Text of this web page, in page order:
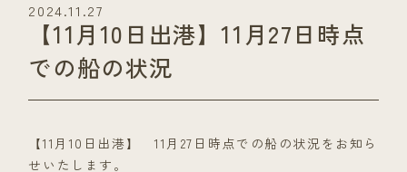
2024.11.27
【11月10日出港】11月27日時点
での船の状況
【11月10日出港】 11月27日時点での船の状況をお知ら
せいたします。